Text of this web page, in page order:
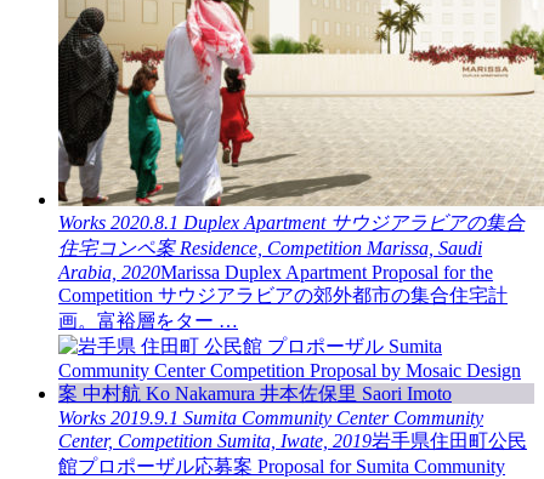
Works 2020.8.1 Duplex Apartment サウジアラビアの集合
住宅コンペ案 Residence, Competition Marissa, Saudi
Arabia, 2020Marissa Duplex Apartment Proposal for the
Competition サウジアラビアの郊外都市の集合住宅計
画。富裕層をター …
Works 2019.9.1 Sumita Community Center Community
Center, Competition Sumita, Iwate, 2019岩手県住田町公民
館プロポーザル応募案 Proposal for Sumita Community